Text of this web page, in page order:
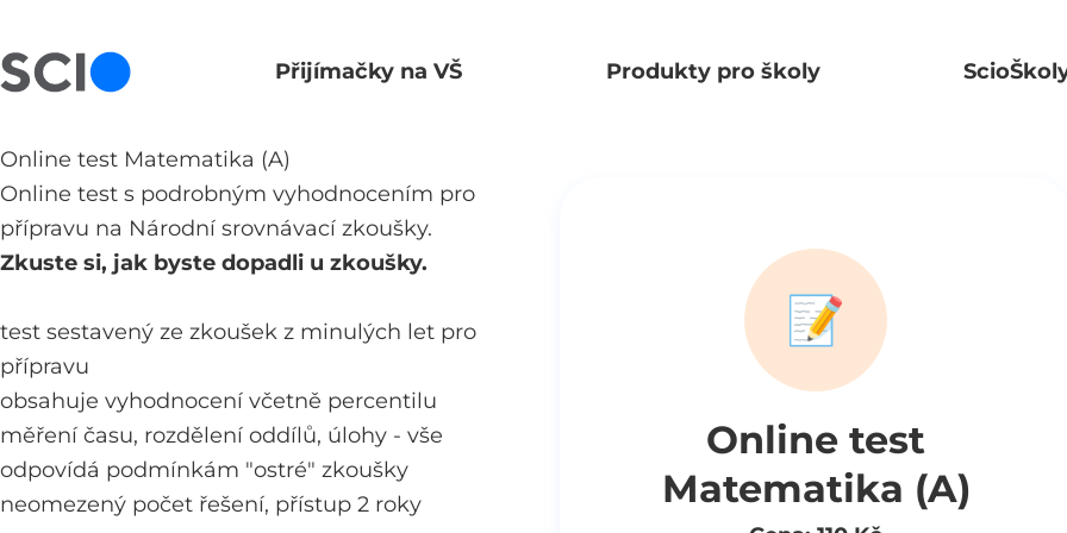
Přijímačky na VŠ Produkty pro školy
Online test Matematika (A)
📝
Online test
Matematika (A)
Online test s podrobným vyhodnocením pro
přípravu na Národní srovnávací zkoušky.
Zkuste si, jak byste dopadli u zkoušky.
test sestavený ze zkoušek z minulých let pro
přípravu
obsahuje vyhodnocení včetně percentilu
měření času, rozdělení oddílů, úlohy - vše
odpovídá podmínkám "ostré" zkoušky
neomezený počet řešení, přístup 2 roky